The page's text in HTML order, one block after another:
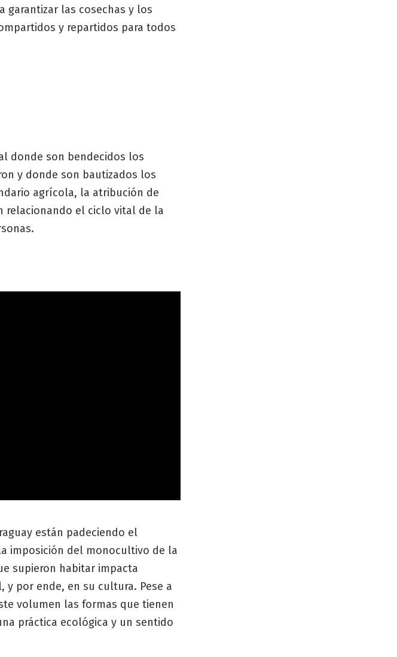
garantizar las cosechas y los
y repartidos para todos
donde son bendecidos los
y donde son bautizados los
agrícola, la atribución de
relacionando el ciclo vital de la
están padeciendo el
imposición del monocultivo de la
supieron habitar impacta
por ende, en su cultura. Pese a
volumen las formas que tienen
práctica ecológica y un sentido